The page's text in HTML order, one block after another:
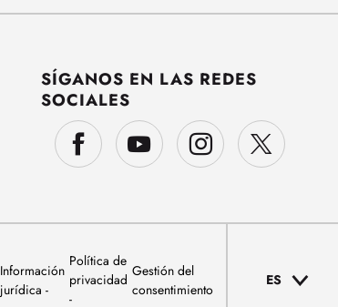
SÍGANOS EN LAS REDES
SOCIALES
Información
jurídica
Política de
privacidad
Gestión del
consentimiento
ES